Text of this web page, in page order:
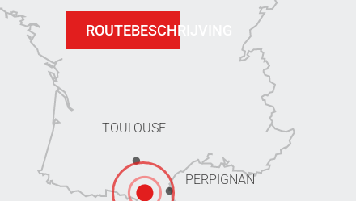
TOULOUSE
PERPIGNAN
ROUTEBESCHRIJVING